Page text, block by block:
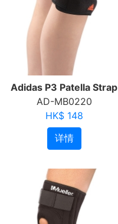
Adidas P3 Patella Strap
AD-MB0220
HK$ 148
详情